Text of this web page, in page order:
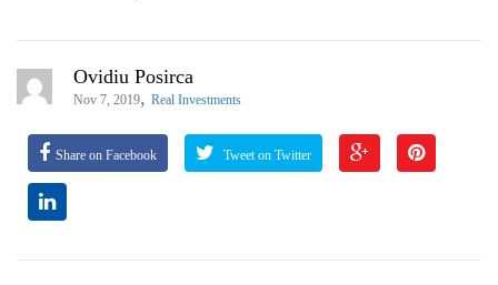
Ovidiu Posirca
Nov 7, 2019, Real Investments
Share on Facebook Tweet on Twitter